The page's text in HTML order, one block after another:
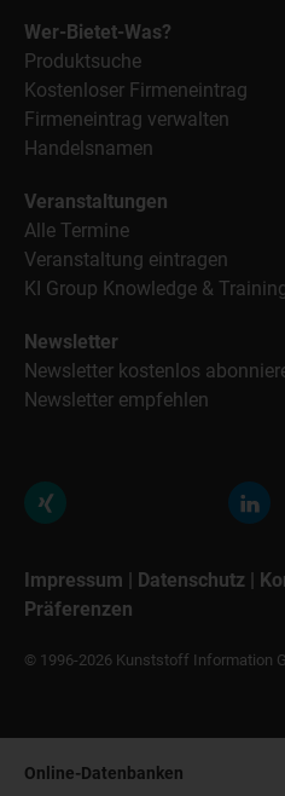
Wer-Bietet-Was?
Produktsuche
Kostenloser Firmeneintrag
Firmeneintrag verwalten
Handelsnamen
Veranstaltungen
Alle Termine
Veranstaltung eintragen
KI Group Knowledge &
Newsletter
Newsletter kostenlos
Newsletter empfehlen
Impressum | Datenschutz |
Präferenzen
© 1996-2026 Kunststoff Information
Online-Datenbanken